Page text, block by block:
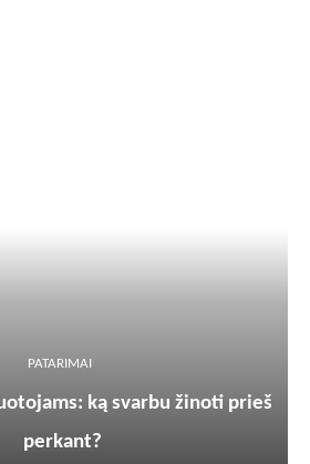
PATARIMAI
ką svarbu žinoti prieš
perkant?